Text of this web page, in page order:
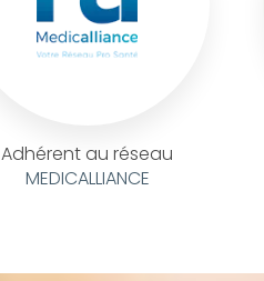
Adhérent au réseau
MEDICALLIANCE